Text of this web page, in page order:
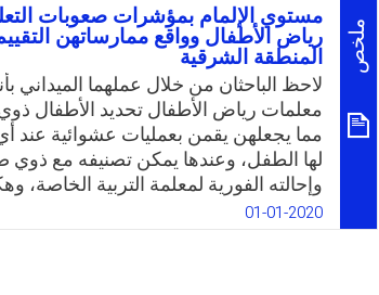
ملخص
مستوي الإلمام بمؤشرات صعوبات
رياض الأطفال وواقع ممارساتهن
المنطقة الشرقية
لاحظ الباحثان من خلال عملهما الميداني
معلمات رياض الأطفال تحديد الأطفال
مما يجعلهن يقمن بعمليات عشوائية
لها الطفل، وعندها يمكن تصنيفه مع ذوي
وإحالته الفورية لمعلمة التربية الخاصة،
هؤلاء الأطفال نتيجة لقلة وعي المعلمة
لصعوبة التعلم، ولأهمية الأمر يتحتم
01-01-2020